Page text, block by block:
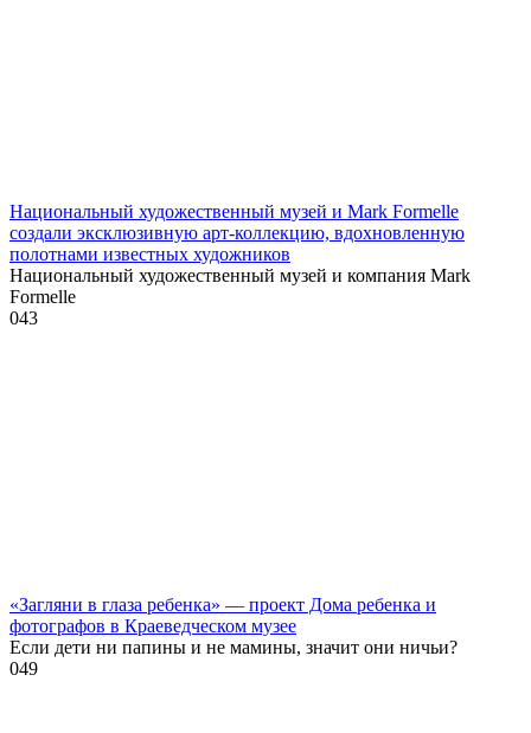
Национальный художественный музей и Mark Formelle
создали эксклюзивную арт-коллекцию, вдохновленную
полотнами известных художников
Национальный художественный музей и компания Mark
Formelle
043
«Загляни в глаза ребенка» — проект Дома ребенка и
фотографов в Краеведческом музее
Если дети ни папины и не мамины, значит они ничьи?
049